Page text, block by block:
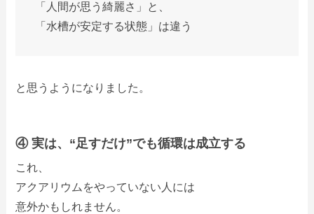
「人間が思う綺麗さ」と、
「水槽が安定する状態」は違う
と思うようになりました。
④ 実は、“足すだけ”でも循環は成立する
これ、
アクアリウムをやっていない人には
意外かもしれません。